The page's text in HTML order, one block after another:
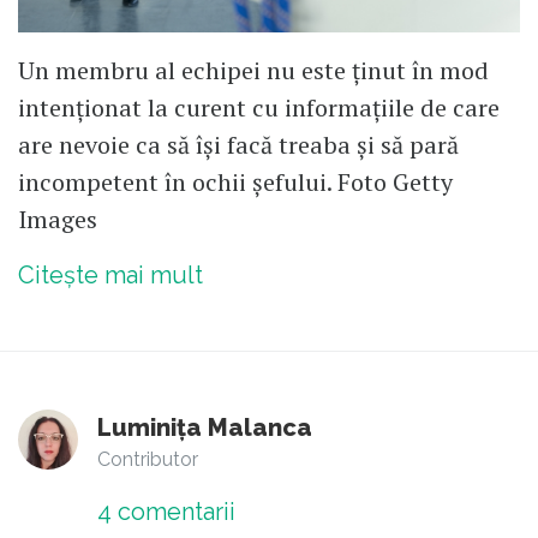
Un membru al echipei nu este ținut în mod
intenționat la curent cu informațiile de care
are nevoie ca să își facă treaba și să pară
incompetent în ochii șefului. Foto Getty
Images
Citește mai mult
Luminița Malanca
Contributor
4 comentarii